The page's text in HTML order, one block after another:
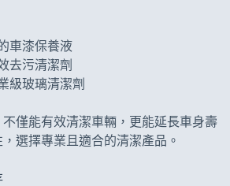
車漆保養液
去污清潔劑
級玻璃清潔劑
僅能有效清潔車輛，更能延長車身壽
選擇專業且適合的清潔產品。